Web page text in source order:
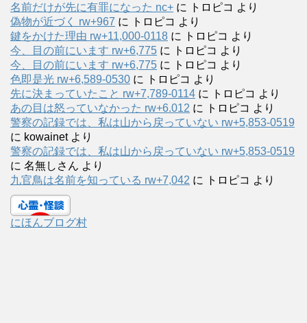
名前だけが先に有罪になった nc+ に トロピコ より
偽物が近づく rw+967 に トロピコ より
鍵をかけた理由 rw+11,000-0118 に トロピコ より
今、目の前にいます rw+6,775 に トロピコ より
今、目の前にいます rw+6,775 に トロピコ より
色即是光 rw+6,589-0530 に トロピコ より
先に決まっていたこと rw+7,789-0114 に トロピコ より
あの目は怒っていなかった rw+6.012 に トロピコ より
警察の記録では、私は山から戻っていない rw+5,853-0519
に kowainetより
警察の記録では、私は山から戻っていない rw+5,853-0519
に 名無しさん より
九官鳥は名前を知っている rw+7,042 に トロピコ より
にほんブログ村